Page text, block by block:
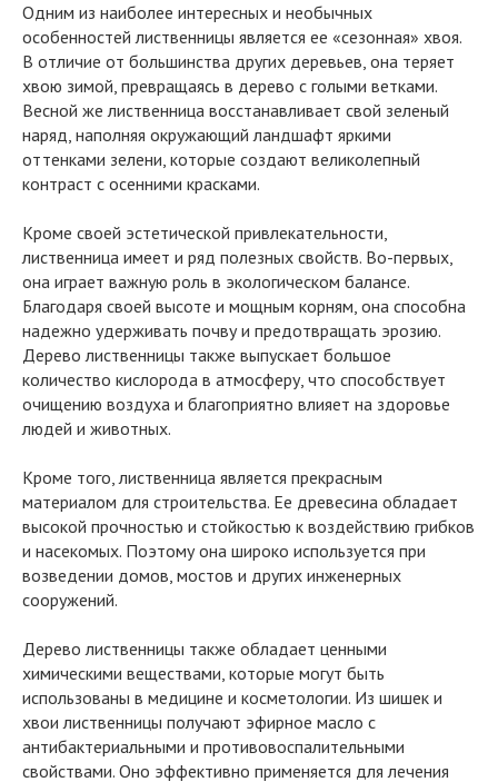
Одним из наиболее интересных и необычных
особенностей лиственницы является ее «сезонная» хвоя.
В отличие от большинства других деревьев, она теряет
хвою зимой, превращаясь в дерево с голыми ветками.
Весной же лиственница восстанавливает свой зеленый
наряд, наполняя окружающий ландшафт яркими
оттенками зелени, которые создают великолепный
контраст с осенними красками.
Кроме своей эстетической привлекательности,
лиственница имеет и ряд полезных свойств. Во-первых,
она играет важную роль в экологическом балансе.
Благодаря своей высоте и мощным корням, она способна
надежно удерживать почву и предотвращать эрозию.
Дерево лиственницы также выпускает большое
количество кислорода в атмосферу, что способствует
очищению воздуха и благоприятно влияет на здоровье
людей и животных.
Кроме того, лиственница является прекрасным
материалом для строительства. Ее древесина обладает
высокой прочностью и стойкостью к воздействию грибков
и насекомых. Поэтому она широко используется при
возведении домов, мостов и других инженерных
сооружений.
Дерево лиственницы также обладает ценными
химическими веществами, которые могут быть
использованы в медицине и косметологии. Из шишек и
хвои лиственницы получают эфирное масло с
антибактериальными и противовоспалительными
свойствами. Оно эффективно применяется для лечения